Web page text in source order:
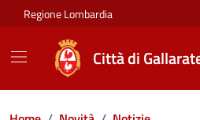
Vai ai contenuti
Vai al footer
Regione Lombardia
Città di